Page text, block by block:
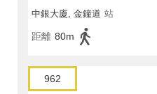
中銀大廈, 金鐘道 站
距離 80m
962